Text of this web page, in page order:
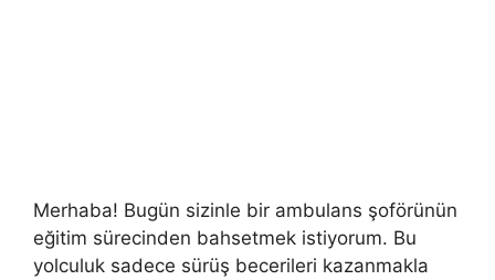
Merhaba! Bugün sizinle bir ambulans şoförünün
eğitim sürecinden bahsetmek istiyorum. Bu
yolculuk sadece sürüş becerileri kazanmakla